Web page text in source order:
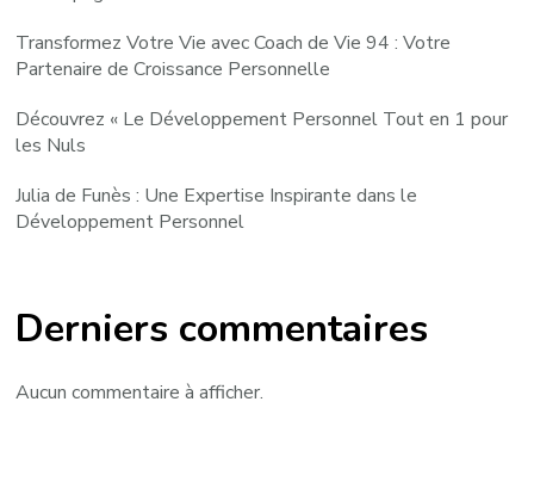
Transformez Votre Vie avec Coach de Vie 94 : Votre
Partenaire de Croissance Personnelle
Découvrez « Le Développement Personnel Tout en 1 pour
les Nuls
Julia de Funès : Une Expertise Inspirante dans le
Développement Personnel
Derniers commentaires
Aucun commentaire à afficher.